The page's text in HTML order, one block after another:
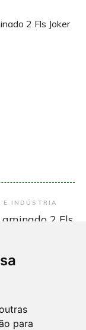
para
E INDÚSTRIA
2 Fls